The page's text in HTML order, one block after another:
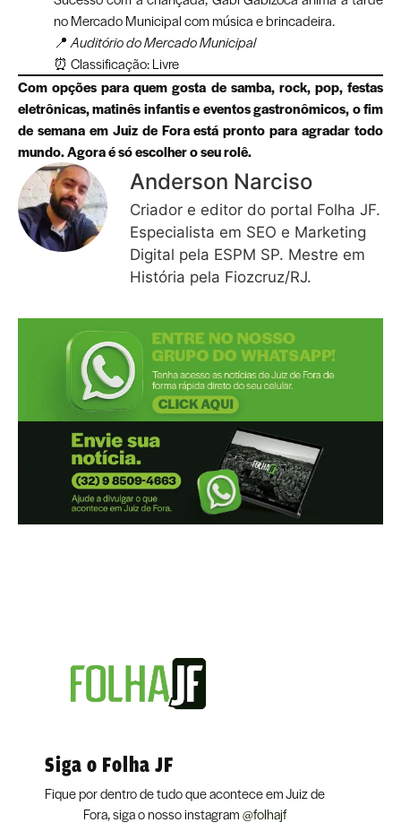
no Mercado Municipal com música e brincadeira.
📍Auditório do Mercado Municipal
⏰ Classificação: Livre
Com opções para quem gosta de samba, rock, pop, festas
eletrônicas, matinês infantis e eventos gastronômicos, o fim
de semana em Juiz de Fora está pronto para agradar todo
mundo. Agora é só escolher o seu rolê.
Anderson Narciso
Criador e editor do portal Folha JF.
Especialista em SEO e Marketing
Digital pela ESPM SP. Mestre em
História pela Fiozcruz/RJ.
Siga o Folha JF
Fique por dentro de tudo que acontece em Juiz de
Fora, siga o nosso instagram@folhajf